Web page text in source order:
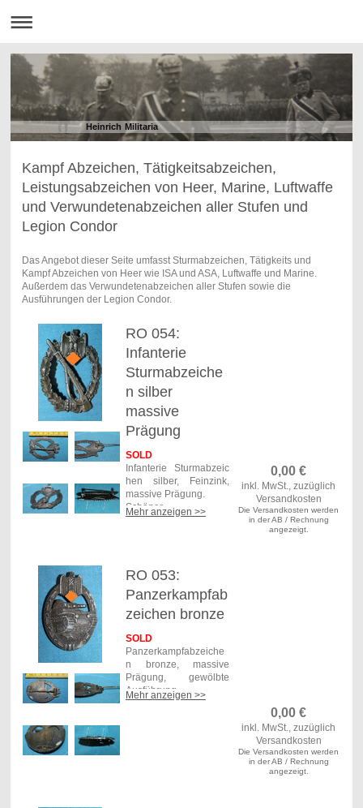
Heinrich Militaria
Kampf Abzeichen, Tätigkeitsabzeichen,
Leistungsabzeichen von Heer, Marine, Luftwaffe
und Verwundetenabzeichen aller Stufen und
Legion Condor
Das Angebot dieser Seite umfasst Sturmabzeichen, Tätigkeits und
Kampf Abzeichen von Heer wie ISA und ASA, Luftwaffe und Marine.
Außerdem das Verwundetenabzeichen aller Stufen sowie die
Ausführungen der Legion Condor.
0,00 €
inkl. MwSt., zuzüglich
Versandkosten
Die Versandkosten werden
in der AB / Rechnung
angezeigt.
RO 054:
Infanterie
Sturmabzeiche
n silber
massive
Prägung
SOLD
Infanterie Sturmabzeic
hen silber, Feinzink,
massive Prägung.
Schöner
Originalzustand,
Masse ca. 4,7 x 6,3 cm,
Versand
DHL Paket
Versand weltweit:
8,50 € Deutsche Post
Einschreiben versichert
Art. Nr.: RO 054
Mehr anzeigen >>
0,00 €
inkl. MwSt., zuzüglich
Versandkosten
Die Versandkosten werden
in der AB / Rechnung
angezeigt.
RO 053:
Panzerkampfab
zeichen bronze
SOLD
Panzerkampfabzeiche
n bronze, massive
Prägung, gewölbte
Ausführung.
Bronzierung altersbedi
Mehr anzeigen >>